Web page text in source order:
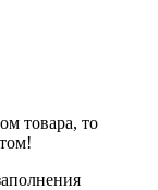
товара, то